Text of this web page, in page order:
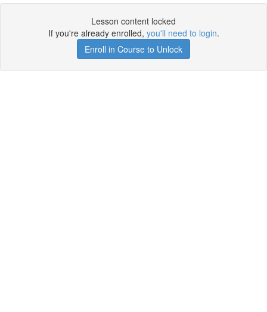
Lesson content locked
If you're already enrolled, you'll need to login.
Enroll in Course to Unlock